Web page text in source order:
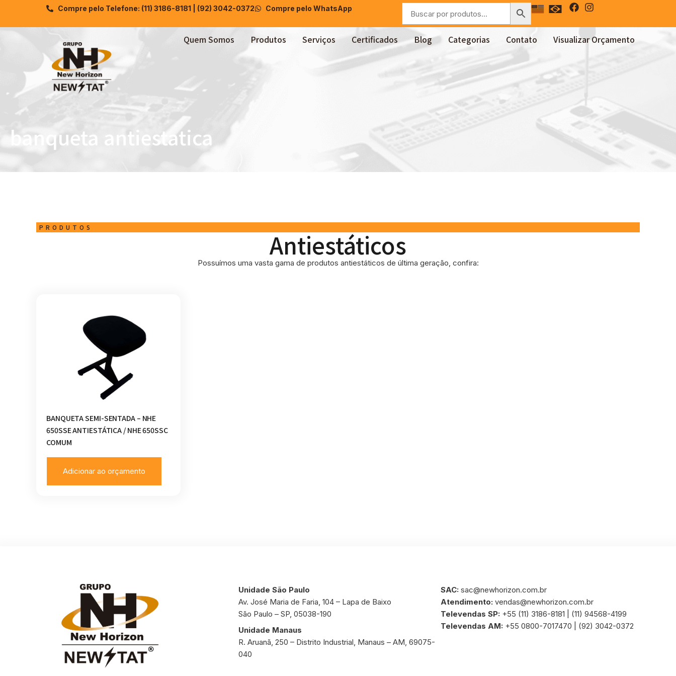
Compre pelo Telefone: (11) 3186-8181 | (92) 3042-0372 Compre pelo WhatsApp
Quem Somos Produtos Serviços Certificados Blog Categorias Contato Visualizar Orçamento
banqueta antiestatica
PRODUTOS
Antiestáticos
Possuímos uma vasta gama de produtos antiestáticos de última geração, confira:
BANQUETA SEMI-SENTADA – NHE
650SSE ANTIESTÁTICA / NHE 650SSC
COMUM
Adicionar ao orçamento
Unidade São Paulo
Av. José Maria de Faria, 104 – Lapa de Baixo
São Paulo – SP, 05038-190
Unidade Manaus
R. Aruanã, 250 – Distrito Industrial, Manaus – AM, 69075-
040
SAC: sac@newhorizon.com.br
Atendimento: vendas@newhorizon.com.br
Televendas SP: +55 (11) 3186-8181 | (11) 94568-4199
Televendas AM: +55 0800-7017470 | (92) 3042-0372